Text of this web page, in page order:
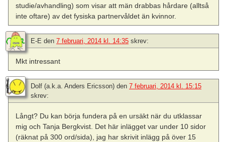
studie/avhandling) som visar att män drabbas hårdare (alltså
inte oftare) av det fysiska partnervåldet än kvinnor.
E-E den 7 februari, 2014 kl. 14:35 skrev:
Mkt intressant
Dolf (a.k.a. Anders Ericsson) den 7 februari, 2014 kl. 15:15
skrev:
Långt? Du kan börja fundera på en ursäkt när du utklassar
mig och Tanja Bergkvist. Det här inlägget var under 10 sidor
(räknat på 300 ord/sida), jag har skrivit inlägg på över 15